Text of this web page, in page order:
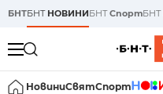
БНТБНТ НОВИНИБНТСпортБНТ
НовиниСвятСпорт